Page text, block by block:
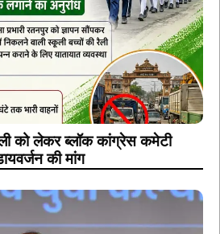
को लेकर ब्लॉक कांग्रेस कमेटी
की मांग